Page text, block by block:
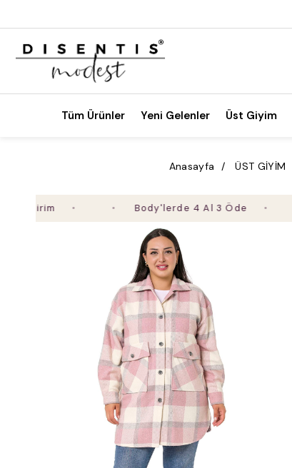
Tüm Ürünler Yeni Gelenler Üst Giyim
Anasayfa ÜST GİYİM
Body'lerde 4 Al 3 Öde